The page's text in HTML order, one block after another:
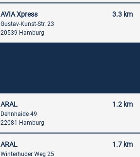
AVIA Xpress 3.3 km
Gustav-Kunst-Str. 23
20539 Hamburg
ARAL 1.2 km
Dehnhaide 49
22081 Hamburg
ARAL 1.7 km
Winterhuder Weg 25